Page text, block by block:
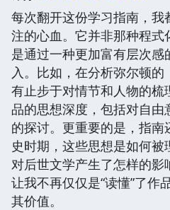
每次翻开这份学习指南，
注的心血。它并非那种程式
是通过一种更加富有层次
入。比如，在分析弥尔顿
有止步于对情节和人物的
品的思想深度，包括对自
的探讨。更重要的是，指
史时期，这些思想是如何
对后世文学产生了怎样的影
让我不再仅仅是“读懂”了作
其价值。